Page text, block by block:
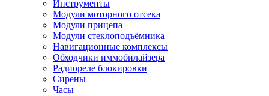
Инструменты
Модули моторного отсека
Модули прицепа
Модули стеклоподъёмника
Навигационные комплексы
Обходчики иммобилайзера
Радиореле блокировки
Сирены
Часы